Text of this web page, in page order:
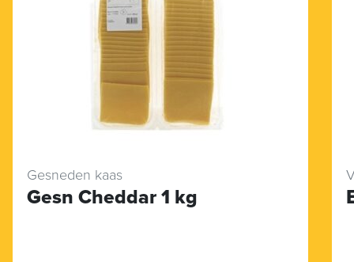
Gesneden kaas
Gesn Cheddar 1 kg